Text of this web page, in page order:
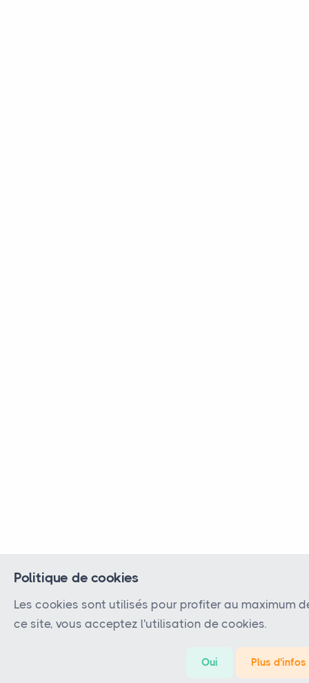
Politique de cookies
Les cookies sont utilisés pour profiter au maximum
ce site, vous acceptez l'utilisation de cookies.
Oui Plus d'infos